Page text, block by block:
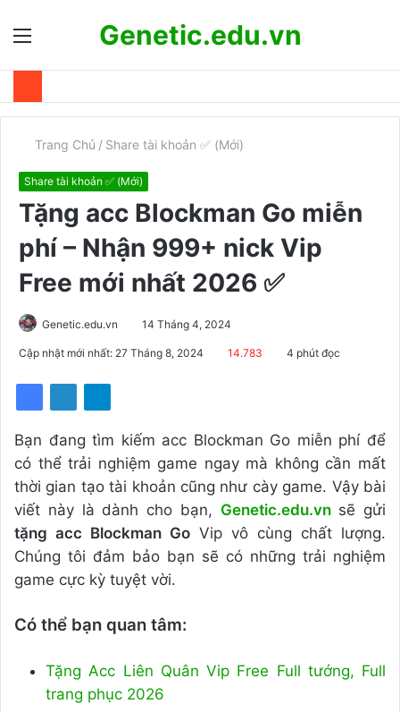
Genetic.edu.vn
Trang Chủ / Share tài khoản ✅ (Mới)
Share tài khoản ✅ (Mới)
Tặng acc Blockman Go miễn
phí – Nhận 999+ nick Vip
Free mới nhất 2026 ✅
Genetic.edu.vn 14 Tháng 4, 2024
Cập nhật mới nhất: 27 Tháng 8, 2024 14.783 4 phút đọc
Bạn đang tìm kiếm acc Blockman Go miễn phí để
có thể trải nghiệm game ngay mà không cần mất
thời gian tạo tài khoản cũng như cày game. Vậy bài
viết này là dành cho bạn, Genetic.edu.vnsẽ gửi
tặng acc Blockman Go Vip vô cùng chất lượng.
Chúng tôi đảm bảo bạn sẽ có những trải nghiệm
game cực kỳ tuyệt vời.
Có thể bạn quan tâm:
Tặng Acc Liên Quân Vip Free Full tướng, Full
trang phục 2026